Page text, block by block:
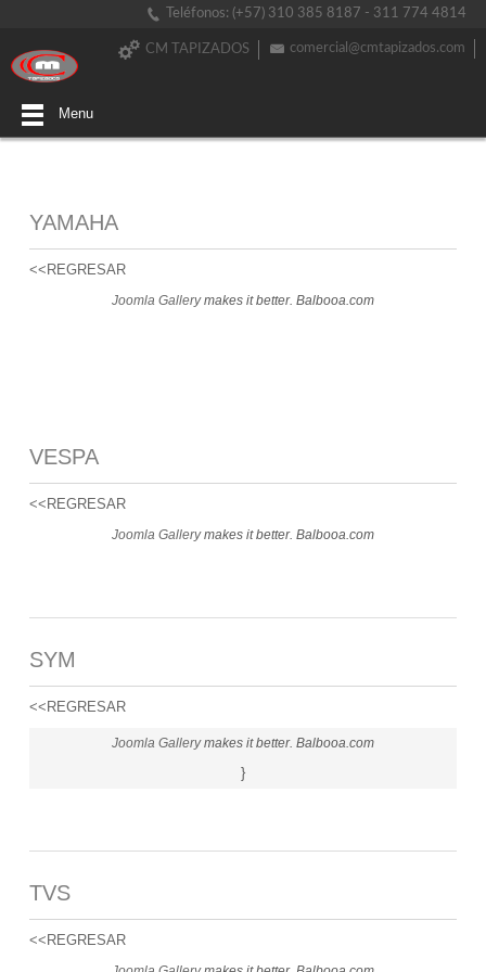
Teléfonos: (+57) 310 385 8187 - 311 774 4814
comercial@cmtapizados.com
CM TAPIZADOS
Menu
YAMAHA
<<REGRESAR
Joomla Gallerymakes it better. Balbooa.com
VESPA
<<REGRESAR
Joomla Gallerymakes it better. Balbooa.com
SYM
<<REGRESAR
Joomla Gallerymakes it better. Balbooa.com
}
TVS
<<REGRESAR